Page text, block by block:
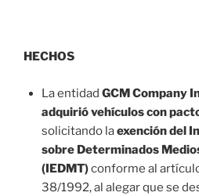
HECHOS
La entidad GCM Company
adquirió vehículos con
solicitando laexención del
sobre Determinados
(IEDMT)conforme al
38/1992, al alegar que se